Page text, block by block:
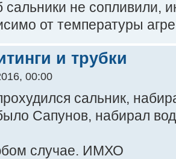
сальники не сопливили,
от температуры
и трубки
00:00
сальник,
Сапунов, набирал
случае. ИМХО